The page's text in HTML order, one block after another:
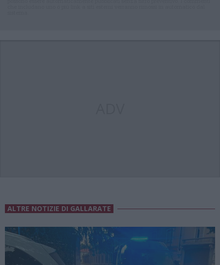
ALTRE NOTIZIE DI GALLARATE